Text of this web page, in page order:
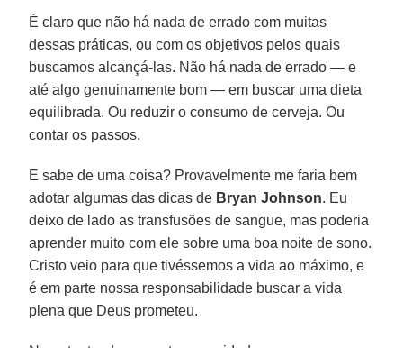
É claro que não há nada de errado com muitas
dessas práticas, ou com os objetivos pelos quais
buscamos alcançá-las. Não há nada de errado — e
até algo genuinamente bom — em buscar uma dieta
equilibrada. Ou reduzir o consumo de cerveja. Ou
contar os passos.
E sabe de uma coisa? Provavelmente me faria bem
adotar algumas das dicas de Bryan Johnson. Eu
deixo de lado as transfusões de sangue, mas poderia
aprender muito com ele sobre uma boa noite de sono.
Cristo veio para que tivéssemos a vida ao máximo, e
é em parte nossa responsabilidade buscar a vida
plena que Deus prometeu.